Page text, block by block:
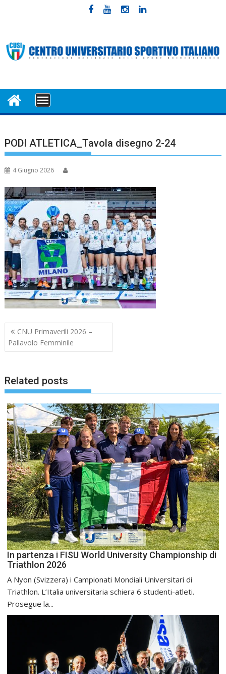
MENU
PODI ATLETICA_Tavola disegno 2-24
4 Giugno 2026
Navigazione
articoli
CNU Primaverili 2026 –
Pallavolo Femminile
Related posts
In partenza i FISU World University Championship di
Triathlon 2026
A Nyon (Svizzera) i Campionati Mondiali Universitari di
Triathlon. L’Italia universitaria schiera 6 studenti-atleti.
Prosegue la...